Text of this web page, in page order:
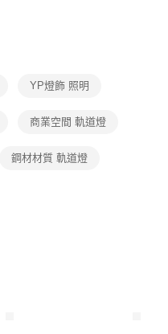
可完成結帳。
訊中的連結，可透過四大超商／
，但若您需要取消訂單，請聯絡
之結帳頁面顯示為準，若有關於
AFTEE先享後付」服務完成之交
YP燈飾 照明
商業空間 軌道燈
鋼材材質 軌道燈